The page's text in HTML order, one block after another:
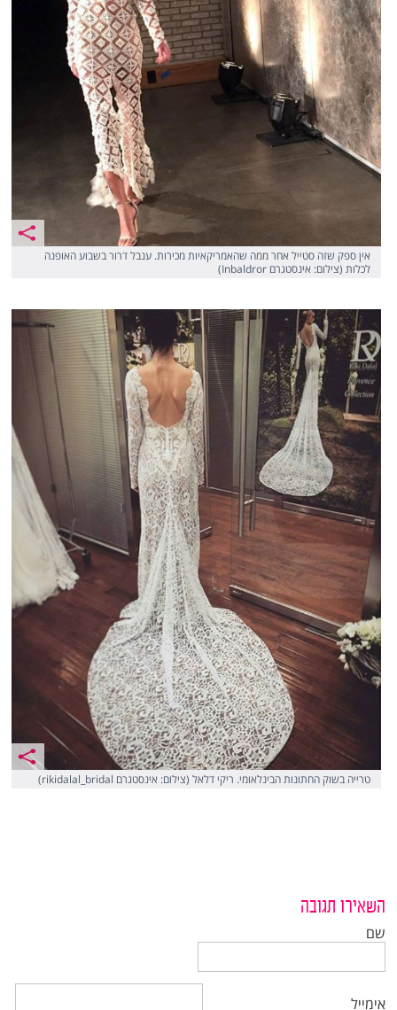
אין ספק שזה סטייל אחר ממה שהאמריקאיות מכירות. ענבל דרור בשבוע האופנה
לכלות (צילום: אינסטגרם Inbaldror)
טרייה בשוק החתונות הבינלאומי. ריקי דלאל (צילום: אינסטגרם rikidalal_bridal)
השאירו תגובה
שם
אימייל